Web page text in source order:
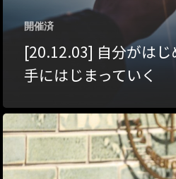
開催済
[20.12.03] 自分がは
手にはじまっていく